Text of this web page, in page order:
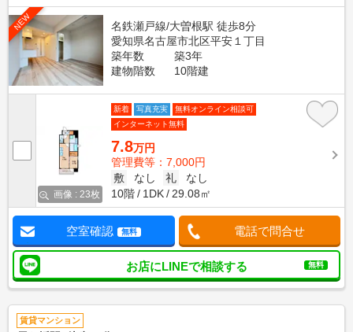
NEW
名鉄瀬戸線/大曽根駅 徒歩8分
愛知県名古屋市北区平安１丁目
築年数
築3年
建物階数
10階建
画像 : 23枚
新着 写真充実
無料オンライン相談可
インターネット無料
7.8万円
管理費等：7,000円
敷
なし 礼
なし
10階
1DK 29.08㎡
空室確認 無料 電話で問合せ
お店にLINEで相談する 無料
賃貸マンション